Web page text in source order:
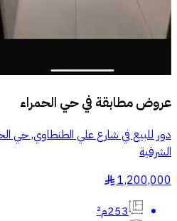
عروض مطابقة فيحي الحمراء
دور للبيع في شارع علي الطنطاوي, حي
الشرقية
1,200,000
§
253م²